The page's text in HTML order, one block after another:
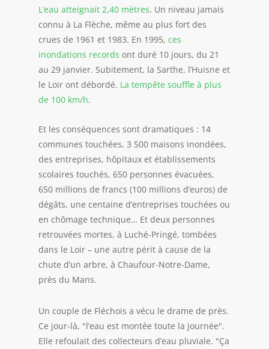
L’eau atteignait 2,40 mètres. Un niveau jamais
connu à La Flèche, même au plus fort des
crues de 1961 et 1983. En 1995,ces
inondations records ont duré 10 jours, du 21
au 29 janvier. Subitement, la Sarthe, l’Huisne et
le Loir ont débordé. La tempête souffle à plus
de 100 km/h.
Et les conséquences sont dramatiques : 14
communes touchées, 3 500 maisons inondées,
des entreprises, hôpitaux et établissements
scolaires touchés, 650 personnes évacuées,
650 millions de francs (100 millions d’euros) de
dégâts, une centaine d’entreprises touchées ou
en chômage technique… Et deux personnes
retrouvées mortes, à Luché-Pringé, tombées
dans le Loir – une autre périt à cause de la
chute d’un arbre, à Chaufour-Notre-Dame,
près du Mans.
Un couple de Fléchois a vécu le drame de près.
Ce jour-là,
l’eau est montée toute la journée ​.
Elle refoulait des collecteurs d’eau pluviale.
Ça